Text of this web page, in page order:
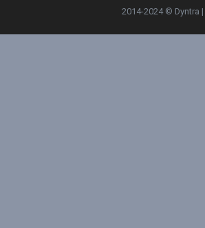
2014-2024 © Dyntra |